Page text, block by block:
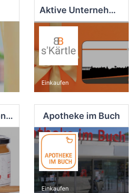
Aktive Unternehmer Bietigheim-Bissingen Service GmbH
Einkaufen
AMH Häußer Brennerei Apotheke im Buch
Einkaufen